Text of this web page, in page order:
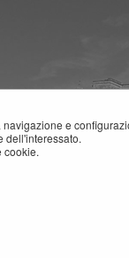
e
dell'interessato.
cookie.